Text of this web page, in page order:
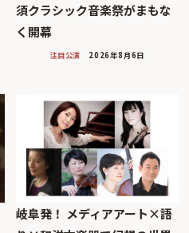
須クラシック音楽祭がまもな
く開幕
注目公演 2026年8月6日
岐阜発！ メディアアート×語